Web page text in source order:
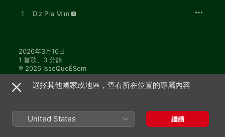
1 Diz Pra Mim
2026年3月16日
1 首歌、3 分鐘
℗ 2026 IssoQueÉSom
「Spike mc」的更多作品
選擇其他國家或地區，查看所在位置的專屬內容
United States 繼續